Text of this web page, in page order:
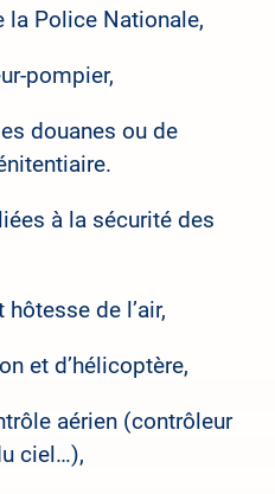
la Police Nationale,
pompier,
douanes ou de
à la sécurité des
de l’air,
et d’hélicoptère,
aérien (contrôleur
ciel…),